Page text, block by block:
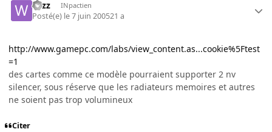
wizz INpactien
Posté(e) le 7 juin 200521 a
http://www.gamepc.com/labs/view_content.as...cookie%5Ftest
=1
des cartes comme ce modèle pourraient supporter 2 nv
silencer, sous réserve que les radiateurs memoires et autres
ne soient pas trop volumineux
Citer